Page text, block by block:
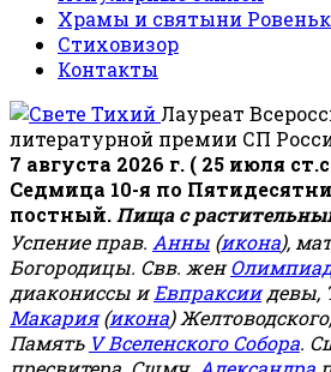
Храмы и святыни
Стиховизор
Контакты
Лауреат
литературной премии СП
7 августа 2026 г. ( 25 июля
Седмица 10-я по
постный. Пища с
Успение прав. Анны (икона),
Богородицы. Свв. жен
диакониссы иЕвпраксиидевы,
Макария(икона)
Память V Вселенского Собора.